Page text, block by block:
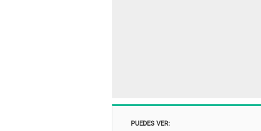
PUEDES VER: